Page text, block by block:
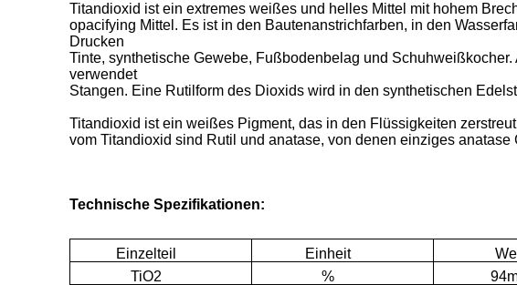
Titandioxid ist ein extremes weißes und helles Mittel mit hohem
opacifying Mittel. Es ist in den Bautenanstrichfarben, in den
Drucken
Tinte, synthetische Gewebe, Fußbodenbelag und
verwendet
Stangen. Eine Rutilform des Dioxids wird in den synthetischen
Titandioxid ist ein weißes Pigment, das in den Flüssigkeiten
vom Titandioxid sind Rutil und anatase, von denen einziges anatase
Technische Spezifikationen:
Einzelteil Einheit
TiO2
%